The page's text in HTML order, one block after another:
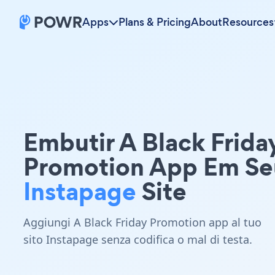
Apps Plans & PricingAboutResources
Embutir A Black
Promotion App Em
InstapageSite
Aggiungi A Black Friday Promotion app al tuo
sito Instapage senza codifica o mal di testa.